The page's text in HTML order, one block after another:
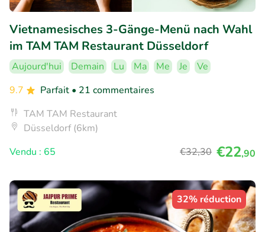
Vietnamesisches 3-Gänge-Menü nach Wahl
im TAM TAM Restaurant Düsseldorf
Aujourd'hui Demain Lu Ma Me Je
Ve
9.7
Parfait • 21 commentaires
TAM TAM Restaurant
Düsseldorf (6km)
Vendu : 65
€32,30 €22,90
32% réduction